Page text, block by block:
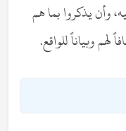
وأن يذكروا بما هم
وبياناً للواقع.